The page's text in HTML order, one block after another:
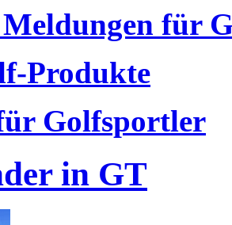
für
Produkte
Golfsportler
in GT